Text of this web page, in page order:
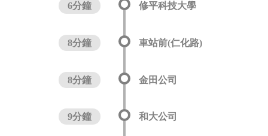
6分鐘 修平科技大學
8分鐘 車站前(仁化路)
8分鐘 金田公司
9分鐘 和大公司